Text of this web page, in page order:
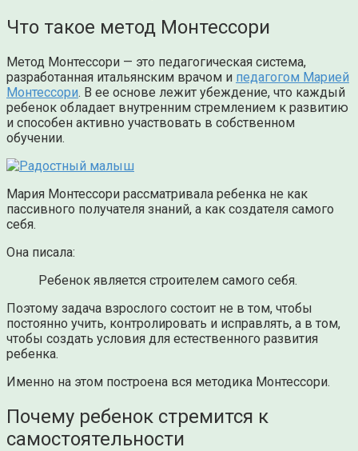
Что такое метод Монтессори
Метод Монтессори — это педагогическая система,
разработанная итальянским врачом и педагогом Марией
Монтессори. В ее основе лежит убеждение, что каждый
ребенок обладает внутренним стремлением к развитию
и способен активно участвовать в собственном
обучении.
Мария Монтессори рассматривала ребенка не как
пассивного получателя знаний, а как создателя самого
себя.
Она писала:
Ребенок является строителем самого себя.
Поэтому задача взрослого состоит не в том, чтобы
постоянно учить, контролировать и исправлять, а в том,
чтобы создать условия для естественного развития
ребенка.
Именно на этом построена вся методика Монтессори.
Почему ребенок стремится к
самостоятельности